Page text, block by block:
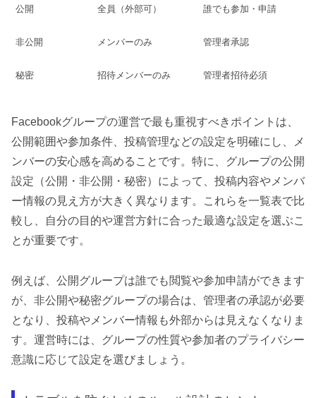
公開 全員（外部可） 誰でも参加・申請
非公開 メンバーのみ 管理者承認
秘密 招待メンバーのみ 管理者招待必須
Facebookグループの運営で最も重視すべきポイントは、
公開範囲や参加条件、投稿管理などの設定を明確にし、メ
ンバーの安心感を高めることです。特に、グループの公開
設定（公開・非公開・秘密）によって、投稿内容やメンバ
ー情報の見え方が大きく異なります。これらを一覧表で比
較し、自分の目的や運営方針に合った最適な設定を選ぶこ
とが重要です。
例えば、公開グループは誰でも閲覧や参加申請ができます
が、非公開や秘密グループの場合は、管理者の承認が必要
となり、投稿やメンバー情報も外部からは見えなくなりま
す。運営時には、グループの性質や参加者のプライバシー
意識に応じて設定を選びましょう。